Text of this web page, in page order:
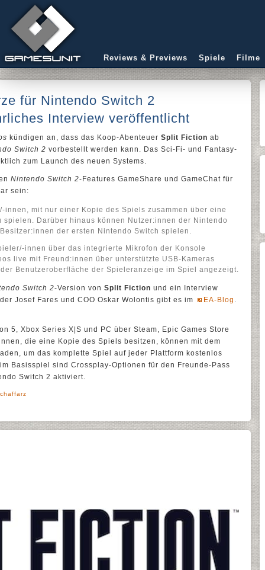
Reviews & Previews Spiele Filme
für Nintendo Switch 2
Interview veröffentlicht
kündigen an, dass das Koop-Abenteuer Split Fiction ab
Switch 2 vorbestellt werden kann. Das Sci-Fi- und Fantasy-
zum Launch des neuen Systems.
Nintendo Switch 2-Features GameShare und GameChat für
sein:
innen, mit nur einer Kopie des Spiels zusammen über eine
Darüber hinaus können Nutzer:innen der Nintendo
der ersten Nintendo Switch spielen.
innen über das integrierte Mikrofon der Konsole
live mit Freund:innen über unterstützte USB-Kameras
Benutzeroberfläche der Spieleranzeige im Spiel angezeigt.
Switch 2-Version von Split Fiction und ein Interview
Josef Fares und COO Oskar Wolontis gibt es im
EA-Blog .
5, Xbox Series X|S und PC über Steam, Epic Games Store
die eine Kopie des Spiels besitzen, können mit dem
um das komplette Spiel auf jeder Plattform kostenlos
Basisspiel sind Crossplay-Optionen für den Freunde-Pass
Switch 2 aktiviert.